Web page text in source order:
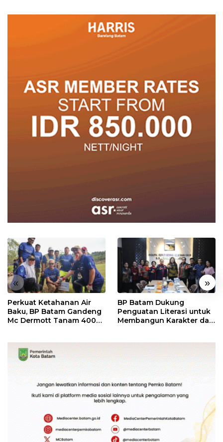
« »
Perkuat Ketahanan Air
Baku, BP Batam Gandeng
Mc Dermott Tanam 400
BP Batam Dukung
Penguatan Literasi untuk
Membangun Karakter dan